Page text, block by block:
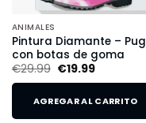
ANIMALES
Pintura Diamante – Pug
con botas de goma
€29.99 €19.99
AGREGAR AL CARRITO